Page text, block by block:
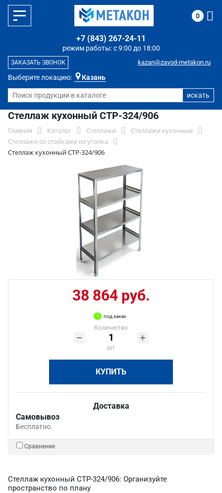
Выберите локацию: Казань
режим работы: с 9:00 до 18:00
+7 (843) 267-24-11
kazan@zavod-metakon.ru
ЗАКАЗАТЬ ЗВОНОК
0
Стеллаж кухонный СТР-324/906
Главная Каталог Стеллажи
Стеллажи кухонные
Стеллажи со стойками из уголка
Стеллаж кухонный СТР-324/906
38 864 руб.
под заказ
Количество
шт
КУПИТЬ
Доставка
Самовывоз
Бесплатно.
Сравнение
Стеллаж кухонный СТР-324/906: Организуйте
пространство по плану